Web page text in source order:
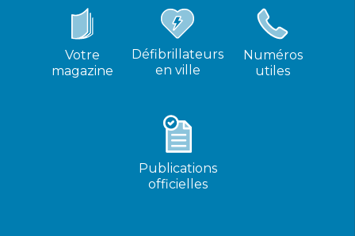
Votre
magazine
Défibrillateurs
en ville
Numéros
utiles
Publications
officielles